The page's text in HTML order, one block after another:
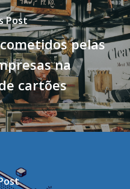
Post
pelas
na
cartões